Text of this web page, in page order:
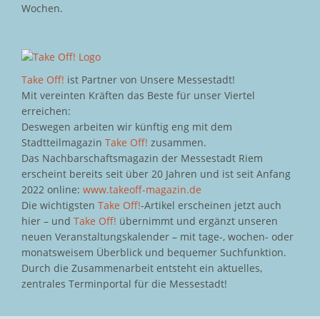
Wochen.
Take Off! ist Partner von Unsere Messestadt!
Mit vereinten Kräften das Beste für unser Viertel
erreichen:
Deswegen arbeiten wir künftig eng mit dem
Stadtteilmagazin Take Off! zusammen.
Das Nachbarschaftsmagazin der Messestadt Riem
erscheint bereits seit über 20 Jahren und ist seit Anfang
2022 online: www.takeoff-magazin.de
Die wichtigsten Take Off!-Artikel erscheinen jetzt auch
hier – und Take Off! übernimmt und ergänzt unseren
neuen Veranstaltungskalender – mit tage-, wochen- oder
monatsweisem Überblick und bequemer Suchfunktion.
Durch die Zusammenarbeit entsteht ein aktuelles,
zentrales Terminportal für die Messestadt!